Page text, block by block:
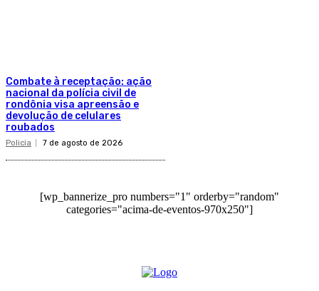
Combate à receptação: ação
nacional da polícia civil de
rondônia visa apreensão e
devolução de celulares
roubados
Policia 7 de agosto de 2026
[wp_bannerize_pro numbers="1" orderby="random"
categories="acima-de-eventos-970x250"]